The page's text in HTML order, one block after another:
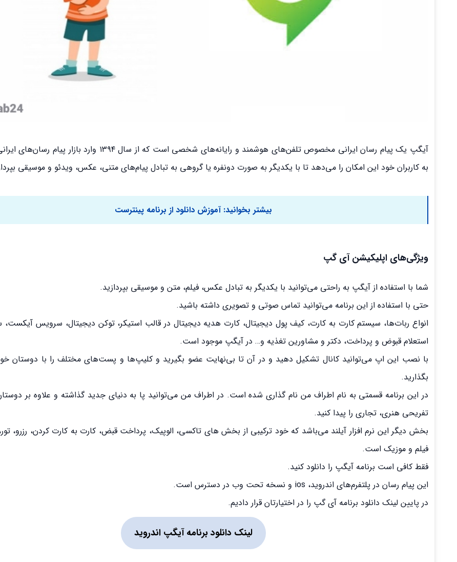
آیگپ یک پیام رسان ایرانی مخصوص تلفن‌های هوشمند و رایانه‌های شخصی است که از سال ۱۳۹۴
به کاربران خود این امکان را می‌دهد تا با یکدیگر به صورت دونفره یا گروهی به تبادل پیام‌های متنی، عکس، ویدئو و موسیقی
بیشتر بخوانید:آموزش دانلود از برنامه پینترست
ویژگی‌های اپلیکیشن آی گپ
شما با استفاده از آیگپ به راحتی می‌توانید با یکدیگر به تبادل عکس، فیلم، متن و موسیقی بپردازید.
حتی با استفاده از این برنامه می‌توانید تماس صوتی و تصویری داشته باشید.
انواع ربات‌ها، سیستم کارت به کارت، کیف پول دیجیتال، کارت هدیه دیجیتال در قالب استیکر، توکن دیجیتال، سرویس
استعلام قبوض و پرداخت، دکتر و مشاورین تغذیه و… در آیگپ موجود است.
با نصب این اپ می‌توانید کانال تشکیل دهید و در آن تا بی‌نهایت عضو بگیرید و کلیپ‌ها و پست‌های مختلف را با دوستان
بگذارید.
در این برنامه قسمتی به نام اطراف من نام گذاری شده است. در اطراف من می‌توانید پا به دنیای جدید گذاشته و علاوه بر
تفریحی هنری، تجاری را پیدا کنید.
بخش دیگر این نرم افزار آیلند می‌باشد که خود ترکیبی از بخش های تاکسی، الوپیک، پرداخت قبض، کارت به کارت کردن، رزرو،
فیلم و موزیک است.
فقط کافی است برنامه آیگپ را دانلود کنید.
این پیام رسان در پلتفرم‌های اندروید، ios و نسخه تحت وب در دسترس است.
در پایین لینک دانلود برنامه آی گپ را در اختیارتان قرار دادیم.
لینک دانلود برنامه آیگپ اندروید